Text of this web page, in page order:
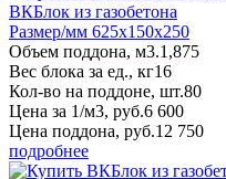
ВКБлок из газобетона
Размер/мм 625x150x250
Объем поддона, м3.1,875
Вес блока за ед., кг16
Кол-во на поддоне, шт.80
Цена за 1/м3, руб.6 600
Цена поддона, руб.12 750
подробнее